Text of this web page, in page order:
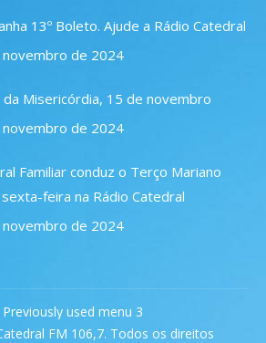
13º Boleto. Ajude a Rádio Catedral
de 2024
da Misericórdia, 15 de novembro
de 2024
Familiar conduz o Terço Mariano
feira na Rádio Catedral
de 2024
Previously used menu 3
FM 106,7. Todos os direitos